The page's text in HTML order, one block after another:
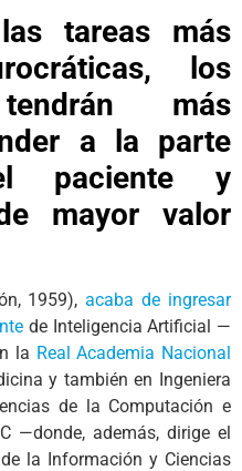
tareas más
los
más
a la parte
paciente y
mayor valor
1959),acaba de ingresar
de Inteligencia Artificial —
la Real Academia Nacional
y también en Ingeniera
de la Computación e
—donde, además, dirige el
la Información y Ciencias